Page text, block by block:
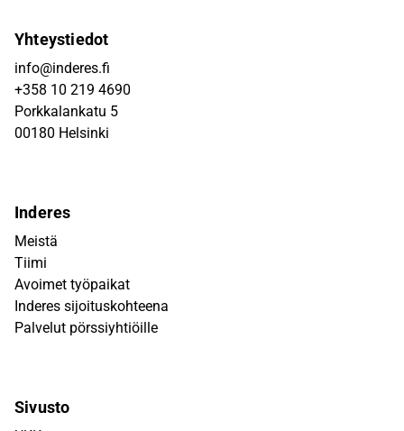
Yhteystiedot
info@inderes.fi
+358 10 219 4690
Porkkalankatu 5
00180 Helsinki
Inderes
Meistä
Tiimi
Avoimet työpaikat
Inderes sijoituskohteena
Palvelut pörssiyhtiöille
Sivusto